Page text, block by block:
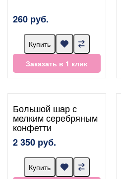
260 руб.
Купить
Заказать в 1 клик
Большой шар с
мелким серебряным
конфетти
2 350 руб.
Купить